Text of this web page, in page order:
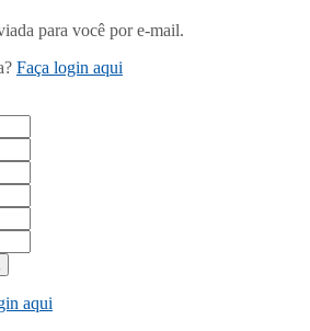
para você por e-mail.
Faça login aqui
aqui